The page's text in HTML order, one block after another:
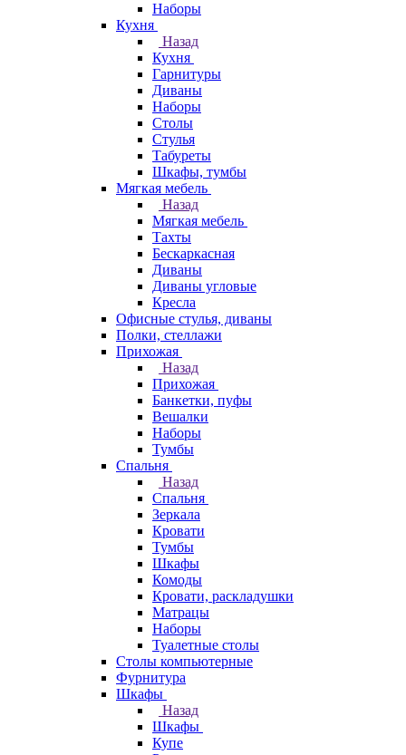
Наборы
Кухня
Назад
Кухня
Гарнитуры
Диваны
Наборы
Столы
Стулья
Табуреты
Шкафы, тумбы
Мягкая мебель
Назад
Мягкая мебель
Тахты
Бескаркасная
Диваны
Диваны угловые
Кресла
Офисные стулья, диваны
Полки, стеллажи
Прихожая
Назад
Прихожая
Банкетки, пуфы
Вешалки
Наборы
Тумбы
Спальня
Назад
Спальня
Зеркала
Кровати
Тумбы
Шкафы
Комоды
Кровати, раскладушки
Матрацы
Наборы
Туалетные столы
Столы компьютерные
Фурнитура
Шкафы
Назад
Шкафы
Купе